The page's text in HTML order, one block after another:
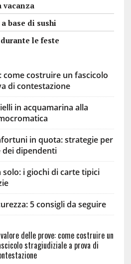
vacanza
base di sushi
le feste
come costruire un fascicolo
di contestazione
in acquamarina alla
in quota: strategie per
dei dipendenti
solo: i giochi di carte tipici
5 consigli da seguire
delle prove: come costruire un
stragiudiziale a prova di